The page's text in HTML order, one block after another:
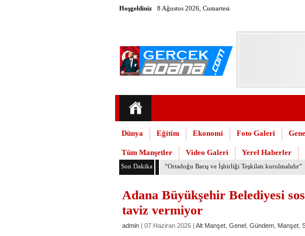
Hoşgeldiniz 8 Ağustos 2026, Cumartesi
Dünya Eğitim Ekonomi Foto Galeri
Tüm Manşetler Video Galeri Yerel Haberler
Son Dakika TMMOB Mimarlar Odası’ndan Adana Askeri
Adana Büyükşehir Belediyesi
taviz vermiyor
admin | 07 Haziran 2026 | Alt Manşet Genel Gündem Manşet